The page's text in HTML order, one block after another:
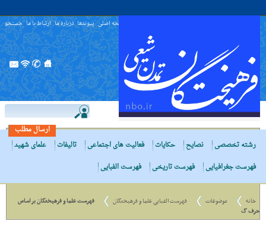
صفحه اصلی پیوندها درباره ما ارتباط با ما جستجو
ارسال مطلب
رشته تخصصی
نصایح حکایات فعالیت های اجتماعی تالیفات
علمای شهید
فهرست جغرافیایی
فهرست تاریخی فهرست الفبایی
خانه موضوعات فهرست الفبایی علما و فرهیختگان
فهرست علما و فرهیختگان بر اساس
حرف گ